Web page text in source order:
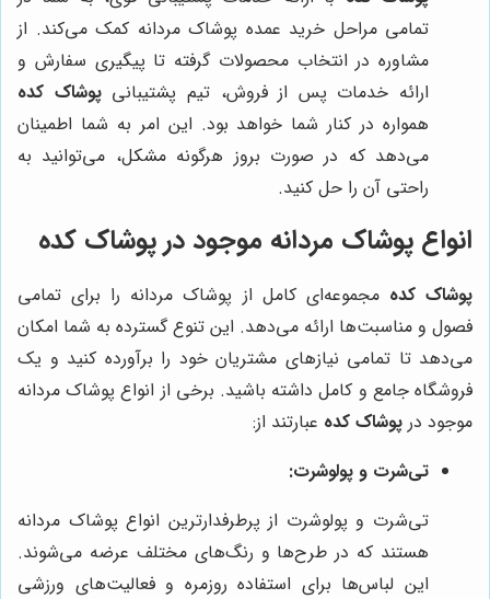
تمامی مراحل خرید عمده پوشاک مردانه کمک می‌کند. از
مشاوره در انتخاب محصولات گرفته تا پیگیری سفارش و
ارائه خدمات پس از فروش، تیم پشتیبانیپوشاک کده
همواره در کنار شما خواهد بود. این امر به شما اطمینان
می‌دهد که در صورت بروز هرگونه مشکل، می‌توانید به
راحتی آن را حل کنید.
انواع پوشاک مردانه موجود در پوشاک کده
پوشاک کده مجموعه‌ای کامل از پوشاک مردانه را برای تمامی
فصول و مناسبت‌ها ارائه می‌دهد. این تنوع گسترده به شما امکان
می‌دهد تا تمامی نیازهای مشتریان خود را برآورده کنید و یک
فروشگاه جامع و کامل داشته باشید. برخی از انواع پوشاک مردانه
موجود در پوشاک کده عبارتند از:
تی‌شرت و پولوشرت:
تی‌شرت و پولوشرت از پرطرفدارترین انواع پوشاک مردانه
هستند که در طرح‌ها و رنگ‌های مختلف عرضه می‌شوند.
این لباس‌ها برای استفاده روزمره و فعالیت‌های ورزشی